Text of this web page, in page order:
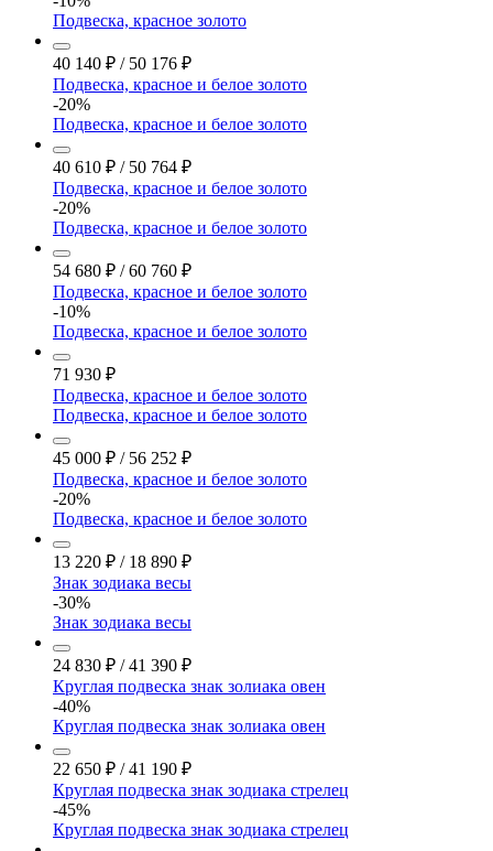
Подвеска, красное золото
40 140 ₽ / 50 176 ₽
Подвеска, красное и белое золото
-20%
Подвеска, красное и белое золото
40 610 ₽ / 50 764 ₽
Подвеска, красное и белое золото
-20%
Подвеска, красное и белое золото
54 680 ₽ / 60 760 ₽
Подвеска, красное и белое золото
-10%
Подвеска, красное и белое золото
71 930 ₽
Подвеска, красное и белое золото
Подвеска, красное и белое золото
45 000 ₽ / 56 252 ₽
Подвеска, красное и белое золото
-20%
Подвеска, красное и белое золото
13 220 ₽ / 18 890 ₽
Знак зодиака весы
-30%
Знак зодиака весы
24 830 ₽ / 41 390 ₽
Круглая подвеска знак золиака овен
-40%
Круглая подвеска знак золиака овен
22 650 ₽ / 41 190 ₽
Круглая подвеска знак зодиака стрелец
-45%
Круглая подвеска знак зодиака стрелец